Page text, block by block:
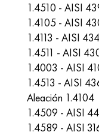
1.4510 - AISI
1.4105 - AISI
1.4113 - AISI 434
1.4511 - AISI
1.4003 - AISI
1.4513 - AISI
Aleación 1.4104
1.4509 - AISI
1.4589 - AISI